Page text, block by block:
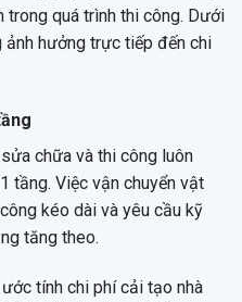
trong quá trình thi công. Dưới
ảnh hưởng trực tiếp đến chi
chữa và thi công luôn
tầng. Việc vận chuyển vật
kéo dài và yêu cầu kỹ
tăng theo.
tính chi phí cải tạo nhà